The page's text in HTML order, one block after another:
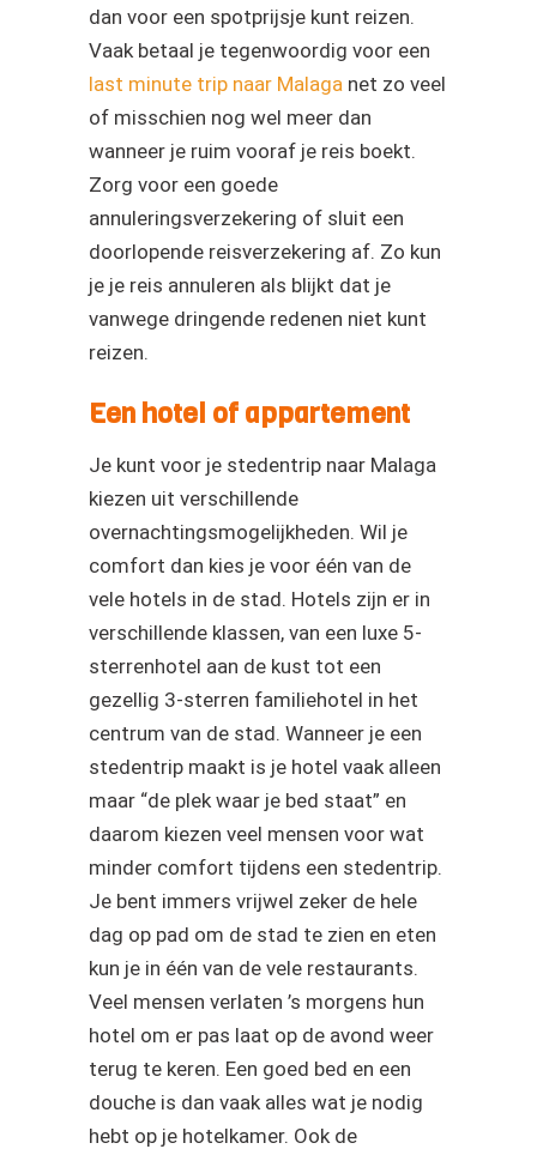
dan voor een spotprijsje kunt reizen.
Vaak betaal je tegenwoordig voor een
last minute trip naar Malaga net zo veel
of misschien nog wel meer dan
wanneer je ruim vooraf je reis boekt.
Zorg voor een goede
annuleringsverzekering of sluit een
doorlopende reisverzekering af. Zo kun
je je reis annuleren als blijkt dat je
vanwege dringende redenen niet kunt
reizen.
Een hotel of appartement
Je kunt voor je stedentrip naar Malaga
kiezen uit verschillende
overnachtingsmogelijkheden. Wil je
comfort dan kies je voor één van de
vele hotels in de stad. Hotels zijn er in
verschillende klassen, van een luxe 5-
sterrenhotel aan de kust tot een
gezellig 3-sterren familiehotel in het
centrum van de stad. Wanneer je een
stedentrip maakt is je hotel vaak alleen
maar “de plek waar je bed staat” en
daarom kiezen veel mensen voor wat
minder comfort tijdens een stedentrip.
Je bent immers vrijwel zeker de hele
dag op pad om de stad te zien en eten
kun je in één van de vele restaurants.
Veel mensen verlaten ’s morgens hun
hotel om er pas laat op de avond weer
terug te keren. Een goed bed en een
douche is dan vaak alles wat je nodig
hebt op je hotelkamer. Ook de